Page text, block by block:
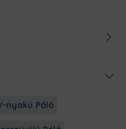
nyakú Póló